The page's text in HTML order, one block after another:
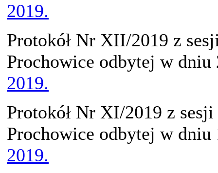
2019.
Protokół Nr XII/2019 z
Prochowice odbytej w
2019.
Protokół Nr XI/2019 z
Prochowice odbytej w
2019.